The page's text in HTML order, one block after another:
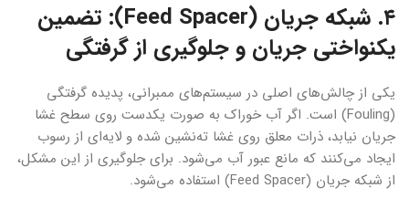
۴. شبکه جریان (Feed Spacer): تضمین
یکنواختی جریان و جلوگیری از گرفتگی
یکی از چالش‌های اصلی در سیستم‌های ممبرانی، پدیده گرفتگی
(Fouling) است. اگر آب خوراک به صورت یکدست روی سطح غشا
جریان نیابد، ذرات معلق روی غشا ته‌نشین شده و لایه‌ای از رسوب
ایجاد می‌کنند که مانع عبور آب می‌شود. برای جلوگیری از این مشکل،
از شبکه جریان (Feed Spacer) استفاده می‌شود.